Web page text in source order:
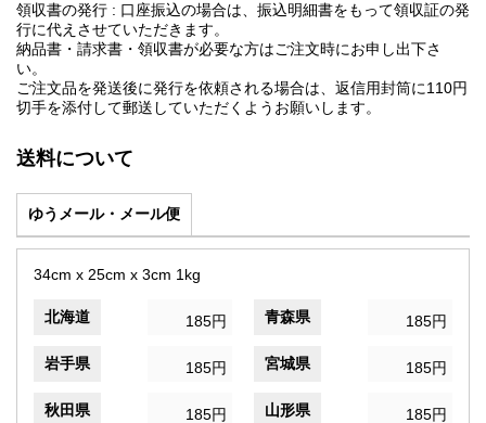
領収書の発行 : 口座振込の場合は、振込明細書をもって領収証の発
行に代えさせていただきます。
納品書・請求書・領収書が必要な方はご注文時にお申し出下さ
い。
ご注文品を発送後に発行を依頼される場合は、返信用封筒に110円
切手を添付して郵送していただくようお願いします。
送料について
ゆうメール・メール便
34cm x 25cm x 3cm 1kg
北海道 185円 青森県 185円
岩手県 185円 宮城県 185円
秋田県 185円 山形県 185円